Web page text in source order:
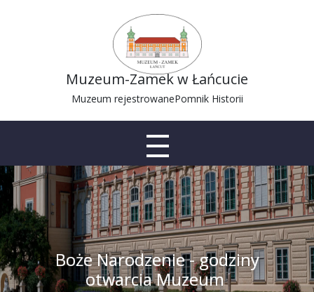
Muzeum-Zamek w Łańcucie
Muzeum rejestrowanePomnik Historii
Boże Narodzenie - godziny
otwarcia Muzeum